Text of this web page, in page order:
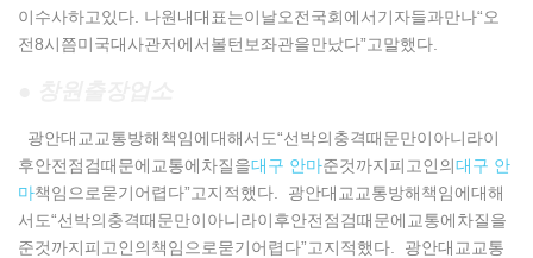
이수사하고있다. 나원내대표는이날오전국회에서기자들과만나“오
전8시쯤미국대사관저에서볼턴보좌관을만났다”고말했다.
광안대교교통방해책임에대해서도“선박의충격때문만이아니라이
후안전점검때문에교통에차질을대구 안마준것까지피고인의대구 안
마책임으로묻기어렵다”고지적했다. 광안대교교통방해책임에대해
서도“선박의충격때문만이아니라이후안전점검때문에교통에차질을
준것까지피고인의책임으로묻기어렵다”고지적했다. 광안대교교통